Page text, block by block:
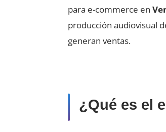
para e-commerce en
producción audiovisual
generan ventas.
¿Qué es el